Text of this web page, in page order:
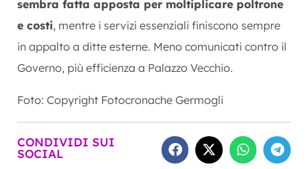
sembra fatta apposta per moltiplicare poltrone
e costi, mentre i servizi essenziali finiscono sempre
in appalto a ditte esterne. Meno comunicati contro il
Governo, più efficienza a Palazzo Vecchio.
Foto: Copyright Fotocronache Germogli
CONDIVIDI SUI
SOCIAL